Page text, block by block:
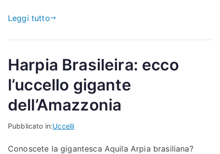
Leggi tutto
Harpia Brasileira: ecco
l’uccello gigante
dell’Amazzonia
Pubblicato in:Uccelli
Conoscete la gigantesca Aquila Arpia brasiliana?